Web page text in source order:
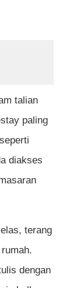
talian
paling
diakses
terang
dengan